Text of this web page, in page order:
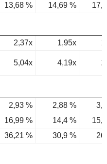
13,68 % 14,69 %
2,37x 1,95x
5,04x 4,19x
2,93 % 2,88 %
16,99 % 14,4 %
36,21 % 30,9 %